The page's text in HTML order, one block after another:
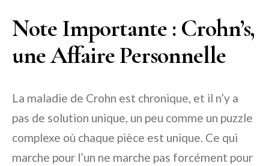
Note Importante : Crohn’s,
une Affaire Personnelle
La maladie de Crohn est chronique, et il n’y a
pas de solution unique, un peu comme un puzzle
complexe où chaque pièce est unique. Ce qui
marche pour l’un ne marche pas forcément pour